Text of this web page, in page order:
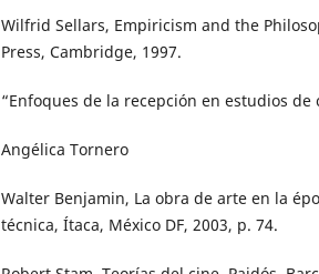
Wilfrid Sellars, Empiricism and the
Press, Cambridge, 1997.
“Enfoques de la recepción en estudios
Angélica Tornero
Walter Benjamin, La obra de arte en la
técnica, Ítaca, México DF, 2003, p. 74.